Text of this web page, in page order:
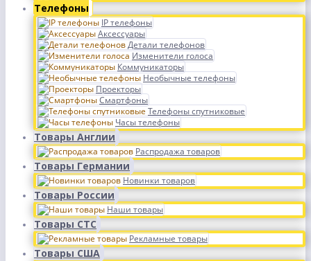
Телефоны
IP телефоны
Аксессуары
Детали телефонов
Изменители голоса
Коммуникаторы
Необычные телефоны
Проекторы
Смартфоны
Телефоны спутниковые
Часы телефоны
Товары Англии
Распродажа товаров
Товары Германии
Новинки товаров
Товары России
Наши товары
Товары СТС
Рекламные товары
Товары США